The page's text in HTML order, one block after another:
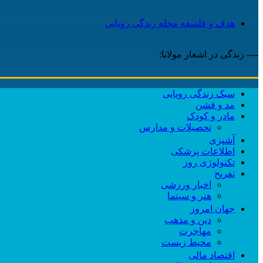
هدف و فلسفه مجله زندگی رویایی
---- زندگی در اشعار مولانا:
سبک زندگی رویایی
مد و فشن
مادر و کودک
تحصیلات و مدارس
آشپزی
اطلاعات پزشکی
تکنولوژی روز
تفریح
اخبار ورزشی
هنر و سینما
جهان امروز
دین و مذهب
مهاجرت
محیط زیست
اقتصاد مالی